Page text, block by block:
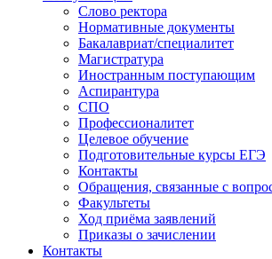
Слово ректора
Нормативные документы
Бакалавриат/специалитет
Магистратура
Иностранным поступающим
Аспирантура
СПО
Профессионалитет
Целевое обучение
Подготовительные курсы ЕГЭ
Контакты
Обращения, связанные с
Факультеты
Ход приёма заявлений
Приказы о зачислении
Контакты